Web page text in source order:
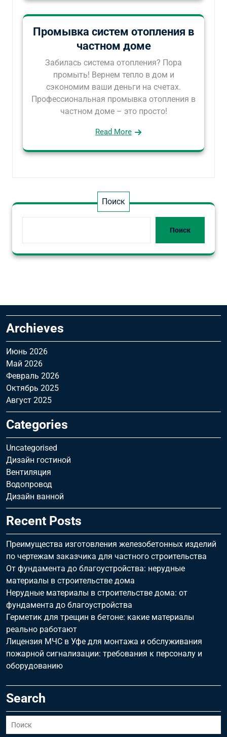
Промывка систем отопления в
частном доме
Забилась система отопления? Пора
промыть! Вернем тепло в дом и
сэкономим ваши деньги на счетах.
Профессиональная промывка отопления в
частном доме – это просто!
Read More
Поиск
Поиск
Archieves
Июнь 2026
Май 2026
Февраль 2026
Октябрь 2025
Август 2025
Categories
Uncategorised
Дизайн гостиной
Вентиляция
Водопровод
Дизайн ванной
Recent Posts
Преимущества изготовления железобетонных изделий
по чертежам заказчика для частного строительства
От фундамента до благоустройства: нерудные
материалы в строительстве дома
Нерудные материалы в строительстве дома: от
фундамента до благоустройства
Герметик для трещин в бетоне: какие материалы
реально работают
Лицензия МЧС в Уфе для монтажа и обслуживания
пожарной сигнализации: требования к персоналу и
оборудованию
Search